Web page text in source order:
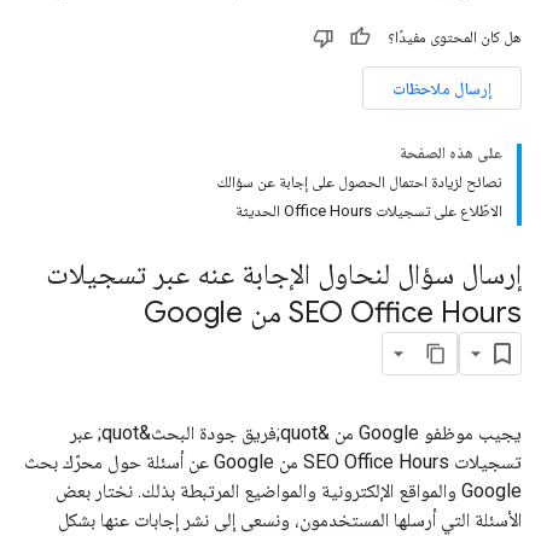
هل كان المحتوى مفيدًا؟
إرسال ملاحظات
على هذه الصفحة
نصائح لزيادة احتمال الحصول على إجابة عن سؤالك
الاطّلاع على تسجيلات Office Hours الحديثة
إرسال سؤال لنحاول الإجابة عنه عبر تسجيلات
SEO Office Hours من Google
يجيب موظفو Google من &quot;فريق جودة البحث&quot; عبر
تسجيلات SEO Office Hours من Google عن أسئلة حول محرّك بحث
Google والمواقع الإلكترونية والمواضيع المرتبطة بذلك. نختار بعض
الأسئلة التي أرسلها المستخدمون، ونسعى إلى نشر إجابات عنها بشكل